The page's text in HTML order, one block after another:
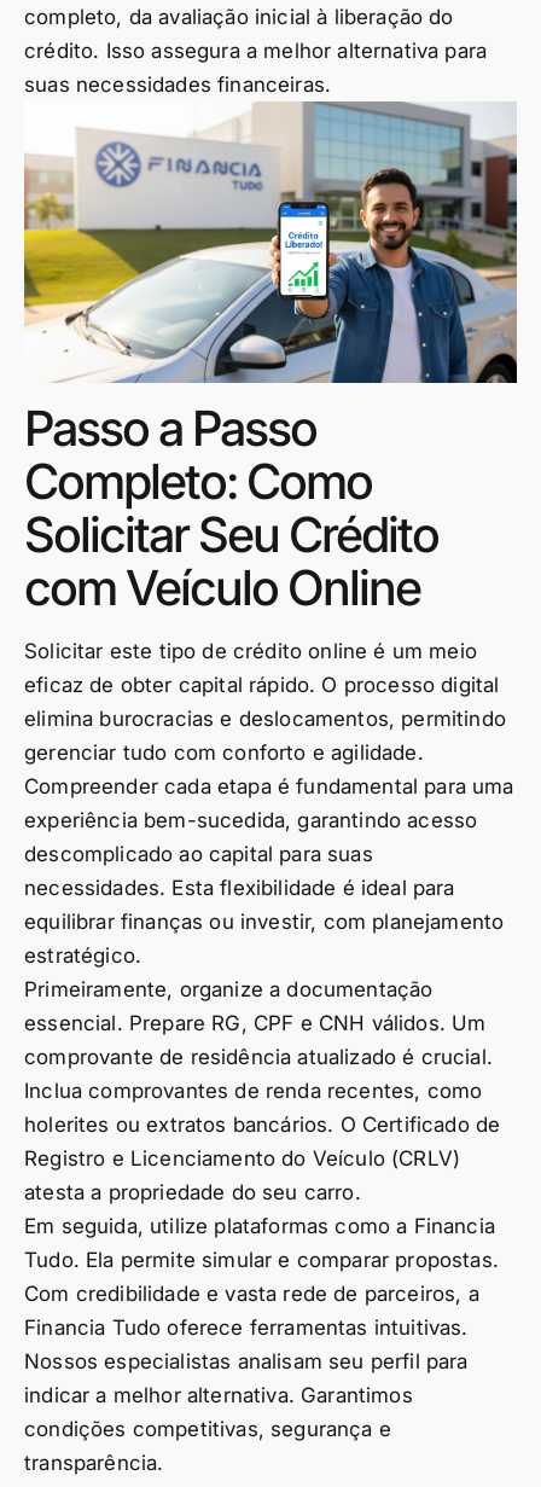
completo, da avaliação inicial à liberação do
crédito. Isso assegura a melhor alternativa para
suas necessidades financeiras.
Passo a Passo
Completo: Como
Solicitar Seu Crédito
com Veículo Online
Solicitar este tipo de crédito online é um meio
eficaz de obter capital rápido. O processo digital
elimina burocracias e deslocamentos, permitindo
gerenciar tudo com conforto e agilidade.
Compreender cada etapa é fundamental para uma
experiência bem-sucedida, garantindo acesso
descomplicado ao capital para suas
necessidades. Esta flexibilidade é ideal para
equilibrar finanças ou investir, com planejamento
estratégico.
Primeiramente, organize a documentação
essencial. Prepare RG, CPF e CNH válidos. Um
comprovante de residência atualizado é crucial.
Inclua comprovantes de renda recentes, como
holerites ou extratos bancários. O Certificado de
Registro e Licenciamento do Veículo (CRLV)
atesta a propriedade do seu carro.
Em seguida, utilize plataformas como a Financia
Tudo. Ela permite simular e comparar propostas.
Com credibilidade e vasta rede de parceiros, a
Financia Tudo oferece ferramentas intuitivas.
Nossos especialistas analisam seu perfil para
indicar a melhor alternativa. Garantimos
condições competitivas, segurança e
transparência.